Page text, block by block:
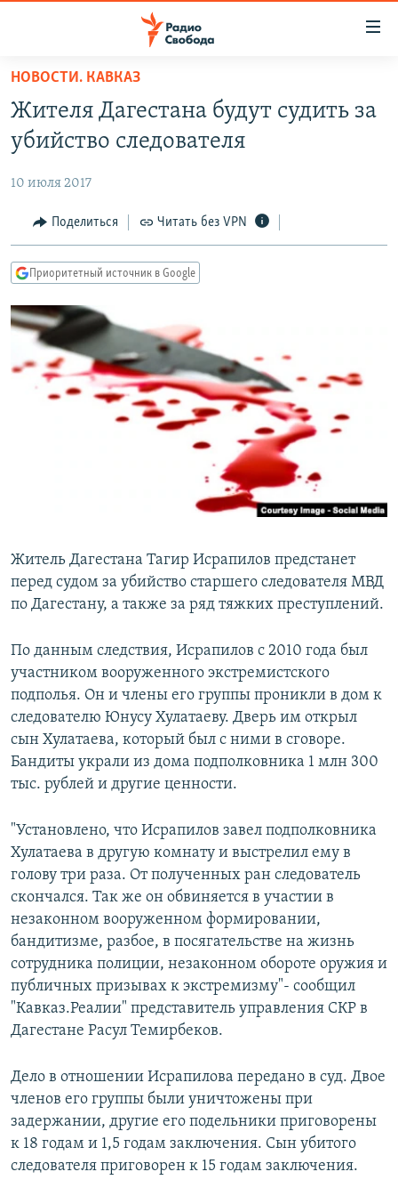
упрощенного
доступа
Вернуться
основному
Вернутся
главной
навигации
Вернутся
поиску
ПОДКАСТЫ
ЦИТАТЫ СВОБОДЫ
МНЕНИЯ
IDEL.РЕАЛИИ
КАВКАЗ.РЕАЛИИ
СЕВЕР.РЕАЛИИ
СИБИРЬ.РЕАЛИИ
РАСПИСАНИЕ ВЕЩАНИЯ
ПОДПИШИТЕСЬ НА РАССЫЛКУ
Все сайты РСЕ/РС
НОВОСТИ. КАВКАЗ
Жителя Дагестана будут судить за
убийство следователя
10 июля 2017
Поделиться Читать без VPN
Приоритетный источник в Google
Житель Дагестана Тагир Исрапилов предстанет
перед судом за убийство старшего следователя МВД
по Дагестану, а также за ряд тяжких преступлений.
По данным следствия, Исрапилов с 2010 года был
участником вооруженного экстремистского
подполья. Он и члены его группы проникли в дом к
следователю Юнусу Хулатаеву. Дверь им открыл
сын Хулатаева, который был с ними в сговоре.
Бандиты украли из дома подполковника 1 млн 300
тыс. рублей и другие ценности.
"Установлено, что Исрапилов завел подполковника
Хулатаева в другую комнату и выстрелил ему в
голову три раза. От полученных ран следователь
скончался. Так же он обвиняется в участии в
незаконном вооруженном формировании,
бандитизме, разбое, в посягательстве на жизнь
сотрудника полиции, незаконном обороте оружия и
публичных призывах к экстремизму"- сообщил
"Кавказ.Реалии" представитель управления СКР в
Дагестане Расул Темирбеков.
Дело в отношении Исрапилова передано в суд. Двое
членов его группы были уничтожены при
задержании, другие его подельники приговорены
к 18 годам и 1,5 годам заключения. Сын убитого
следователя приговорен к 15 годам заключения.